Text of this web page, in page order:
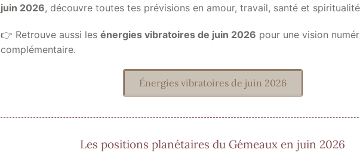
juin 2026, découvre toutes tes prévisions en amour, travail, santé et
👉 Retrouve aussi les énergies vibratoires de juin 2026 pour une vision
complémentaire.
Énergies vibratoires de juin 2026
Les positions planétaires du Gémeaux en juin 2026